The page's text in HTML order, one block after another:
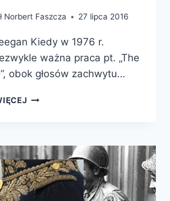
Norbert Faszcza 27 lipca 2016
Kiedy w 1976 r.
ważna praca pt. „The
obok głosów zachwytu…
WODZOWIE